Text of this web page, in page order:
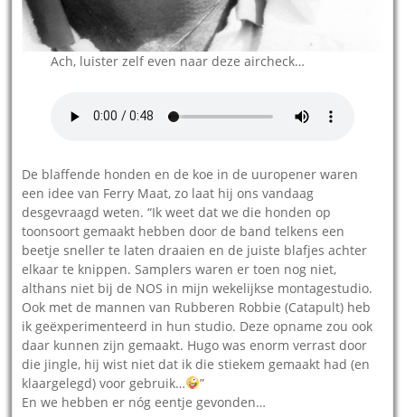
Ach, luister zelf even naar deze aircheck…
De blaffende honden en de koe in de uuropener waren
een idee van Ferry Maat, zo laat hij ons vandaag
desgevraagd weten. “Ik weet dat we die honden op
toonsoort gemaakt hebben door de band telkens een
beetje sneller te laten draaien en de juiste blafjes achter
elkaar te knippen. Samplers waren er toen nog niet,
althans niet bij de NOS in mijn wekelijkse montagestudio.
Ook met de mannen van Rubberen Robbie (Catapult) heb
ik geëxperimenteerd in hun studio. Deze opname zou ook
daar kunnen zijn gemaakt. Hugo was enorm verrast door
die jingle, hij wist niet dat ik die stiekem gemaakt had (en
klaargelegd) voor gebruik…
”
En we hebben er nóg eentje gevonden…